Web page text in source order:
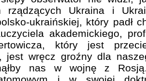
rządzących Ukraina i
ukraińskiej, który padł
akademickiego,
który jest
jest wręcz groźny dla
nas w wojnę z